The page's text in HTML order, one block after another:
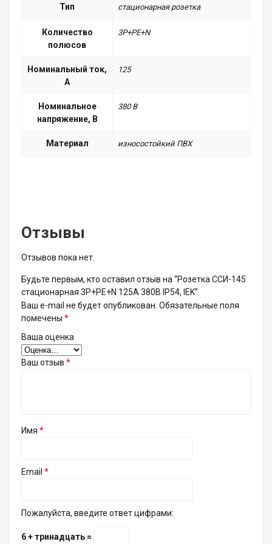
Тип стационарная розетка
Количество
полюсов
3P+PE+N
Номинальный ток,
А
125
Номинальное
напряжение, В
380 B
Материал износостойкий ПВХ
Отзывы
Отзывов пока нет.
Будьте первым, кто оставил отзыв на “Розетка ССИ-145
стационарная 3P+PE+N 125А 380В IP54, IEK”
Ваш e-mail не будет опубликован. Обязательные поля
помечены *
Ваша оценка
Ваш отзыв *
Имя *
Email *
Пожалуйста, введите ответ цифрами:
6 + тринадцать =